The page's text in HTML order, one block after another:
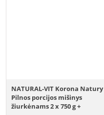
NATURAL-VIT Korona Natury
Pilnos porcijos mišinys
žiurkėnams 2 x 750 g +